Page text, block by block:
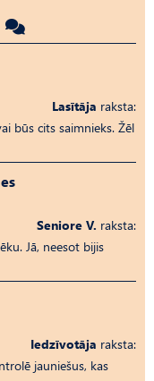
Lasītāja raksta:
būs cits saimnieks. Žēl
Seniore V. raksta:
Jā, neesot bijis
Iedzīvotāja raksta:
jauniešus, kas